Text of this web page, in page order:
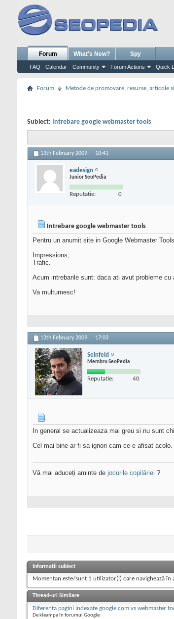
Forum
FAQ Calendar Community Forum Actions Quick
What's New? Spy
Forum Metode de promovare, resurse, articole
Subiect: Intrebare google webmaster tools
13th February 2009, 10:41
eadesign
Junior SeoPedia
Reputatie: 0
Intrebare google webmaster tools
Pentru un anumit site in Google Webmaster
Impressions;
Trafic.
Acum intrebarile sunt: daca ati avut probleme
Va multumesc!
13th February 2009, 17:03
Seinfeld
Membru SeoPedia
Reputatie: 40
In general se actualizeaza mai greu si nu sunt
Cel mai bine ar fi sa ignori cam ce e afisat
Vă mai aduceți aminte de jocurile copilăriei ?
Informații subiect
Momentan este/sunt 1 utilizator(i) care navighează în
Thread-uri Similare
Diferenta pagini indexate google.com vs webmaster
De kleampa în forumul Google